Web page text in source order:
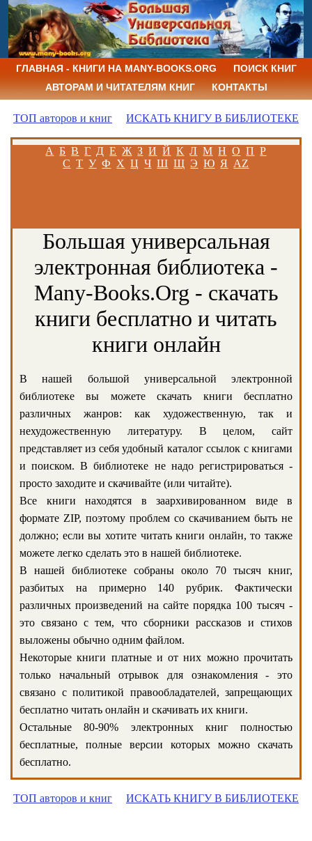
ГЛАВНАЯ - КНИГИ НА MANY-BOOKS.ORG
ПОИСК КНИГ
АВТОРАМ И ЧИТАТЕЛЯМ КНИГ
КОНТАКТЫ
ТОП авторов и книг ИСКАТЬ КНИГУ В БИБЛИОТЕКЕ
А Б В Г Д Е Ж З И Й К Л М Н О П Р
С Т У Ф Х Ц Ч Ш Щ Э Ю Я AZ
Большая универсальная
электронная библиотека -
Many-Books.Org - скачать
книги бесплатно и читать
книги онлайн
В нашей большой универсальной электронной
библиотеке вы можете скачать книги бесплатно
различных жанров: как художественную, так и
нехудожественную литературу. В целом, сайт
представляет из себя удобный каталог ссылок с книгами
и поиском. В библиотеке не надо регистрироваться -
просто заходите и скачивайте (или читайте).
Все книги находятся в заархивированном виде в
формате ZIP, поэтому проблем со скачиванием быть не
должно; если вы хотите читать книги онлайн, то также
можете легко сделать это в нашей библиотеке.
В нашей библиотеке собраны около 70 тысяч книг,
разбитых на примерно 140 рубрик. Фактически
различных произведений на сайте порядка 100 тысяч -
это связано с тем, что сборники рассказов и стихов
выложены обычно одним файлом.
Некоторые книги платные и от них можно прочитать
только начальный отрывок для ознакомления - это
связано с политикой правообладателей, запрещающих
бесплатно читать онлайн и скачивать их книги.
Остальные 80-90% электронных книг полностью
бесплатные, полные версии которых можно скачать
бесплатно.
ТОП авторов и книг ИСКАТЬ КНИГУ В БИБЛИОТЕКЕ